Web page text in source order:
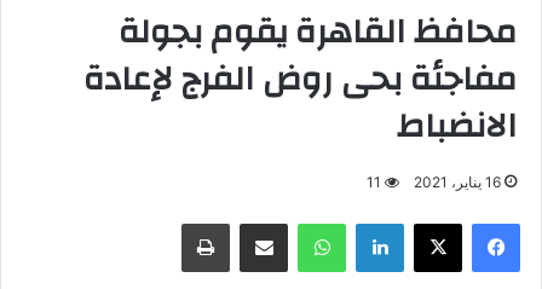
محافظ القاهرة يقوم بجولة
مفاجئة بحى روض الفرج لإعادة
الانضباط
16 يناير، 2021 11
فيسبوك X لينكدإن واتساب مشاركة عبر البريد طباعة